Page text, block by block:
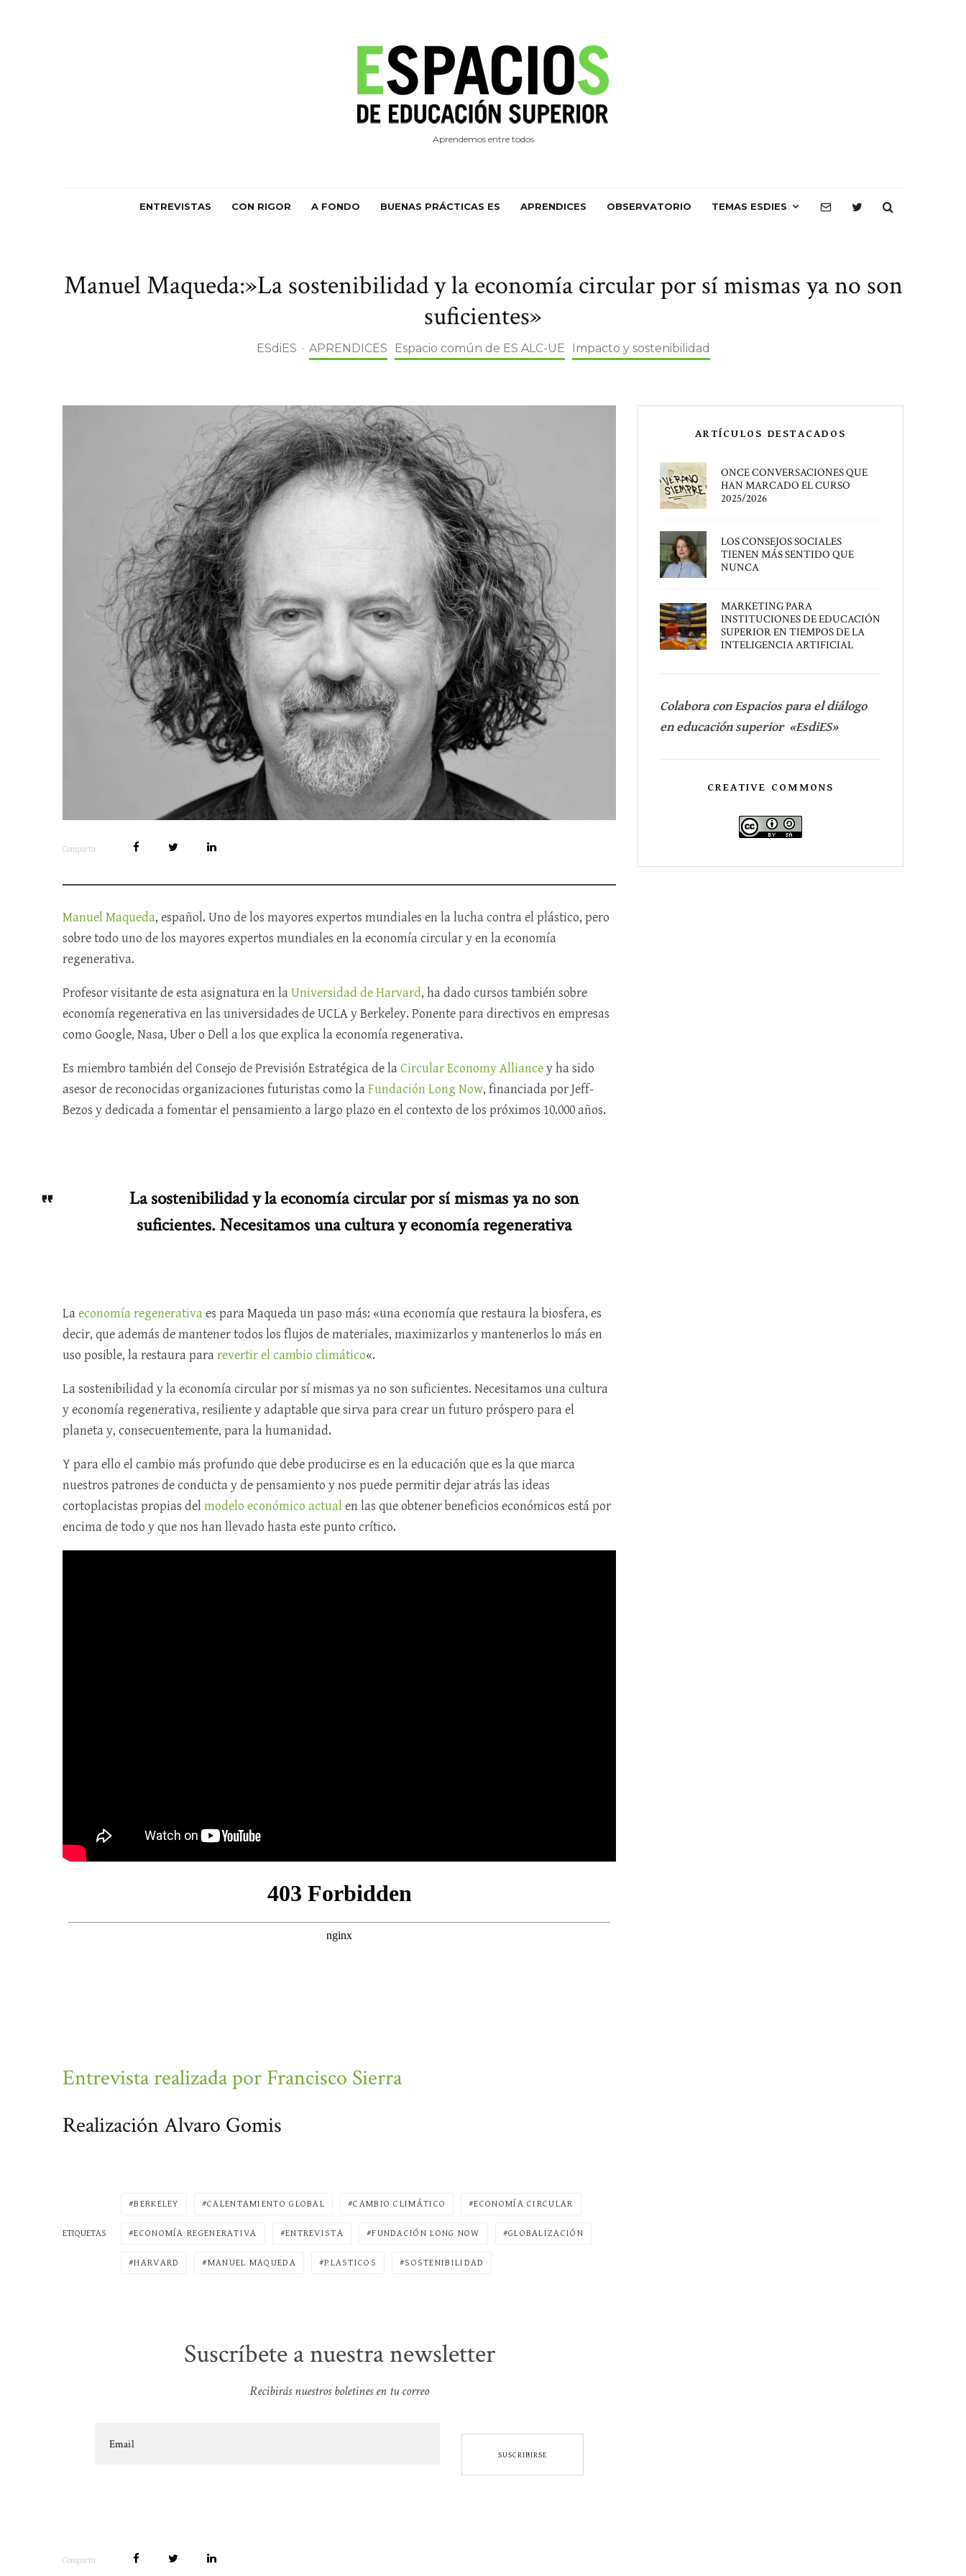
Aprendemos entre todos
ENTREVISTAS CON RIGOR A FONDO BUENAS PRÁCTICAS ES APRENDICES OBSERVATORIO TEMAS ESDIES
Manuel Maqueda:»La sostenibilidad y la economía circular por sí mismas ya no son
suficientes»
ESdiES · APRENDICES Espacio común de ES ALC-UE Impacto y sostenibilidad
Compartir
Manuel Maqueda, español. Uno de los mayores expertos mundiales en la lucha contra el plástico, pero
sobre todo uno de los mayores expertos mundiales en la economía circular y en la economía
regenerativa.
Profesor visitante de esta asignatura en la Universidad de Harvard, ha dado cursos también sobre
economía regenerativa en las universidades de UCLA y Berkeley. Ponente para directivos en empresas
como Google, Nasa, Uber o Dell a los que explica la economía regenerativa.
Es miembro también del Consejo de Previsión Estratégica de la Circular Economy Alliancey ha sido
asesor de reconocidas organizaciones futuristas como la Fundación Long Now, financiada por Jeff-
Bezos y dedicada a fomentar el pensamiento a largo plazo en el contexto de los próximos 10.000 años.
La sostenibilidad y la economía circular por sí mismas ya no son
suficientes. Necesitamos una cultura y economía regenerativa
La economía regenerativaes para Maqueda un paso más: «una economía que restaura la biosfera, es
decir, que además de mantener todos los flujos de materiales, maximizarlos y mantenerlos lo más en
uso posible, la restaura para revertir el cambio climático«.
La sostenibilidad y la economía circular por sí mismas ya no son suficientes. Necesitamos una cultura
y economía regenerativa, resiliente y adaptable que sirva para crear un futuro próspero para el
planeta y, consecuentemente, para la humanidad.
Y para ello el cambio más profundo que debe producirse es en la educación que es la que marca
nuestros patrones de conducta y de pensamiento y nos puede permitir dejar atrás las ideas
cortoplacistas propias delmodelo económico actualen las que obtener beneficios económicos está por
encima de todo y que nos han llevado hasta este punto crítico.
Entrevista realizada por Francisco Sierra
Realización Alvaro Gomis
ETIQUETAS
BERKELEY CALENTAMIENTO GLOBAL CAMBIO CLIMÁTICO ECONOMÍA CIRCULAR
ECONOMÍA REGENERATIVA ENTREVISTA FUNDACIÓN LONG NOW GLOBALIZACIÓN
HARVARD MANUEL MAQUEDA PLASTICOS SOSTENIBILIDAD
Suscríbete a nuestra newsletter
Recibirás nuestros boletines en tu correo
Compartir
ARTÍCULOS DESTACADOS
ONCE CONVERSACIONES QUE
HAN MARCADO EL CURSO
2025/2026
LOS CONSEJOS SOCIALES
TIENEN MÁS SENTIDO QUE
NUNCA
MARKETING PARA
INSTITUCIONES DE EDUCACIÓN
SUPERIOR EN TIEMPOS DE LA
INTELIGENCIA ARTIFICIAL
Colabora con Espacios para el diálogo
en educación superior «EsdiES»
CREATIVE COMMONS